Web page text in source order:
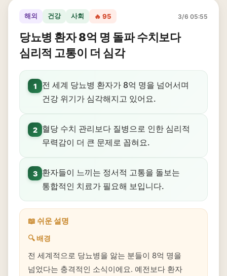
해외 건강 사회 🔥 95 3/6 05:55
당뇨병 환자 8억 명 돌파 수치보다
심리적 고통이 더 심각
1
전 세계 당뇨병 환자가 8억 명을 넘어서며
건강 위기가 심각해지고 있어요.
2
혈당 수치 관리보다 질병으로 인한 심리적
무력감이 더 큰 문제로 꼽혀요.
3
환자들이 느끼는 정서적 고통을 돌보는
통합적인 치료가 필요해 보입니다.
📖 쉬운 설명
🔍 배경
전 세계적으로 당뇨병을 앓는 분들이 8억 명을
넘었다는 충격적인 소식이에요. 예전보다 환자